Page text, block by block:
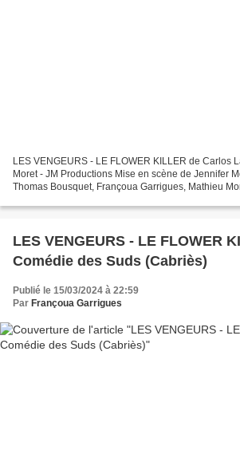
LES VENGEURS - LE FLOWER KILLER de Carlos
Moret - JM Productions Mise en scène de Jennifer
Thomas Bousquet, Françoua Garrigues, Mathieu
LES VENGEURS - LE FLOWER
Comédie des Suds (Cabriès)
Publié le 15/03/2024 à 22:59
Par Françoua Garrigues